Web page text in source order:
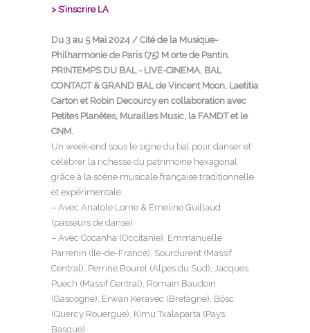
> S’inscrire LA
Du 3 au 5 Mai 2024 / Cité de la Musique-
Philharmonie de Paris (75) M orte de Pantin.
PRINTEMPS DU BAL - LIVE-CINEMA, BAL
CONTACT & GRAND BAL de Vincent Moon, Laetitia
Carton et Robin Decourcy en collaboration avec
Petites Planètes, Murailles Music, la FAMDTet le
CNM.
Un week-end sous le signe du bal pour danser et
célébrer la richesse du patrimoine hexagonal
grâce à la scène musicale française traditionnelle
et expérimentale.
– Avec Anatole Lorne & Emeline Guillaud
(passeurs de danse)
– Avec Cocanha (Occitanie), Emmanuelle
Parrenin (Île-de-France), Sourdurent (Massif
Central), Perrine Bourel (Alpes du Sud), Jacques
Puech (Massif Central), Romain Baudoin
(Gascogne), Erwan Keravec (Bretagne), Bòsc
(Quercy Rouergue), Kimu Txalaparta (Pays
Basque)